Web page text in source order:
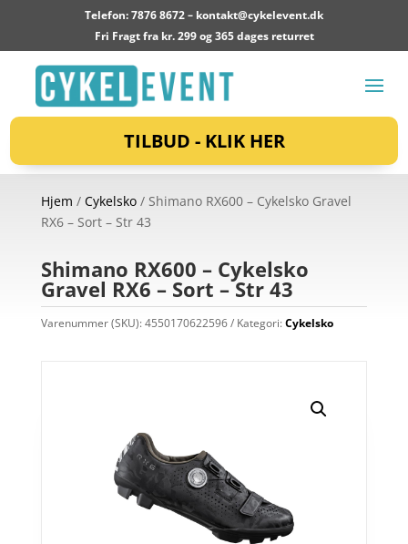
Telefon: 7876 8672 – kontakt@cykelevent.dk
Fri Fragt fra kr. 299 og 365 dages returret
TILBUD - KLIK HER
Hjem / Cykelsko/ Shimano RX600 – Cykelsko Gravel
RX6 – Sort – Str 43
Shimano RX600 – Cykelsko
Gravel RX6 – Sort – Str 43
Varenummer (SKU):4550170622596 Kategori:Cykelsko